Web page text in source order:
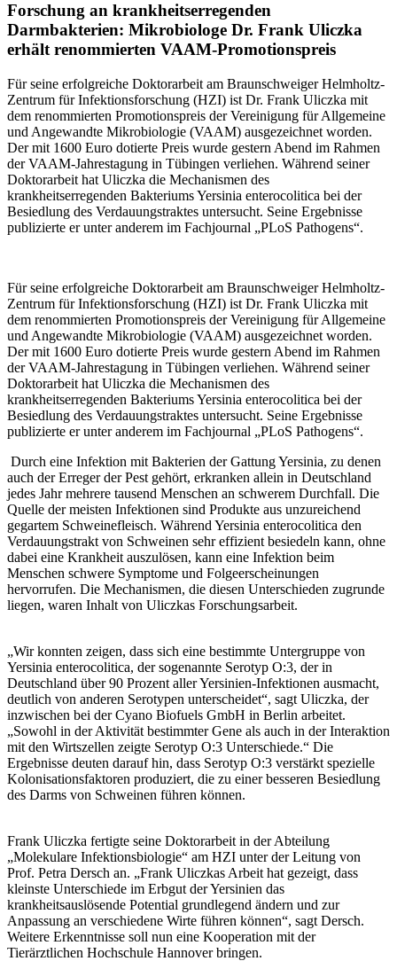
Forschung an krankheitserregenden
Darmbakterien: Mikrobiologe Dr. Frank Uliczka
erhält renommierten VAAM-Promotionspreis
Für seine erfolgreiche Doktorarbeit am Braunschweiger Helmholtz-
Zentrum für Infektionsforschung (HZI) ist Dr. Frank Uliczka mit
dem renommierten Promotionspreis der Vereinigung für Allgemeine
und Angewandte Mikrobiologie (VAAM) ausgezeichnet worden.
Der mit 1600 Euro dotierte Preis wurde gestern Abend im Rahmen
der VAAM-Jahrestagung in Tübingen verliehen. Während seiner
Doktorarbeit hat Uliczka die Mechanismen des
krankheitserregenden Bakteriums Yersinia enterocolitica bei der
Besiedlung des Verdauungstraktes untersucht. Seine Ergebnisse
publizierte er unter anderem im Fachjournal „PLoS Pathogens“.
Für seine erfolgreiche Doktorarbeit am Braunschweiger Helmholtz-
Zentrum für Infektionsforschung (HZI) ist Dr. Frank Uliczka mit
dem renommierten Promotionspreis der Vereinigung für Allgemeine
und Angewandte Mikrobiologie (VAAM) ausgezeichnet worden.
Der mit 1600 Euro dotierte Preis wurde gestern Abend im Rahmen
der VAAM-Jahrestagung in Tübingen verliehen. Während seiner
Doktorarbeit hat Uliczka die Mechanismen des
krankheitserregenden Bakteriums Yersinia enterocolitica bei der
Besiedlung des Verdauungstraktes untersucht. Seine Ergebnisse
publizierte er unter anderem im Fachjournal „PLoS Pathogens“.
Durch eine Infektion mit Bakterien der Gattung Yersinia, zu denen
auch der Erreger der Pest gehört, erkranken allein in Deutschland
jedes Jahr mehrere tausend Menschen an schwerem Durchfall. Die
Quelle der meisten Infektionen sind Produkte aus unzureichend
gegartem Schweinefleisch. Während Yersinia enterocolitica den
Verdauungstrakt von Schweinen sehr effizient besiedeln kann, ohne
dabei eine Krankheit auszulösen, kann eine Infektion beim
Menschen schwere Symptome und Folgeerscheinungen
hervorrufen. Die Mechanismen, die diesen Unterschieden zugrunde
liegen, waren Inhalt von Uliczkas Forschungsarbeit.
„Wir konnten zeigen, dass sich eine bestimmte Untergruppe von
Yersinia enterocolitica, der sogenannte Serotyp O:3, der in
Deutschland über 90 Prozent aller Yersinien-Infektionen ausmacht,
deutlich von anderen Serotypen unterscheidet“, sagt Uliczka, der
inzwischen bei der Cyano Biofuels GmbH in Berlin arbeitet.
„Sowohl in der Aktivität bestimmter Gene als auch in der Interaktion
mit den Wirtszellen zeigte Serotyp O:3 Unterschiede.“ Die
Ergebnisse deuten darauf hin, dass Serotyp O:3 verstärkt spezielle
Kolonisationsfaktoren produziert, die zu einer besseren Besiedlung
des Darms von Schweinen führen können.
Frank Uliczka fertigte seine Doktorarbeit in der Abteilung
„Molekulare Infektionsbiologie“ am HZI unter der Leitung von
Prof. Petra Dersch an. „Frank Uliczkas Arbeit hat gezeigt, dass
kleinste Unterschiede im Erbgut der Yersinien das
krankheitsauslösende Potential grundlegend ändern und zur
Anpassung an verschiedene Wirte führen können“, sagt Dersch.
Weitere Erkenntnisse soll nun eine Kooperation mit der
Tierärztlichen Hochschule Hannover bringen.